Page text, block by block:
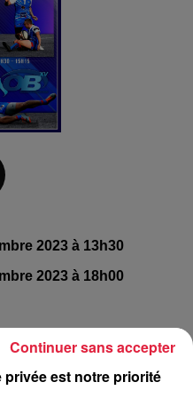
2023 à 13h30
2023 à 18h00
est notre priorité
Continuer sans accepter